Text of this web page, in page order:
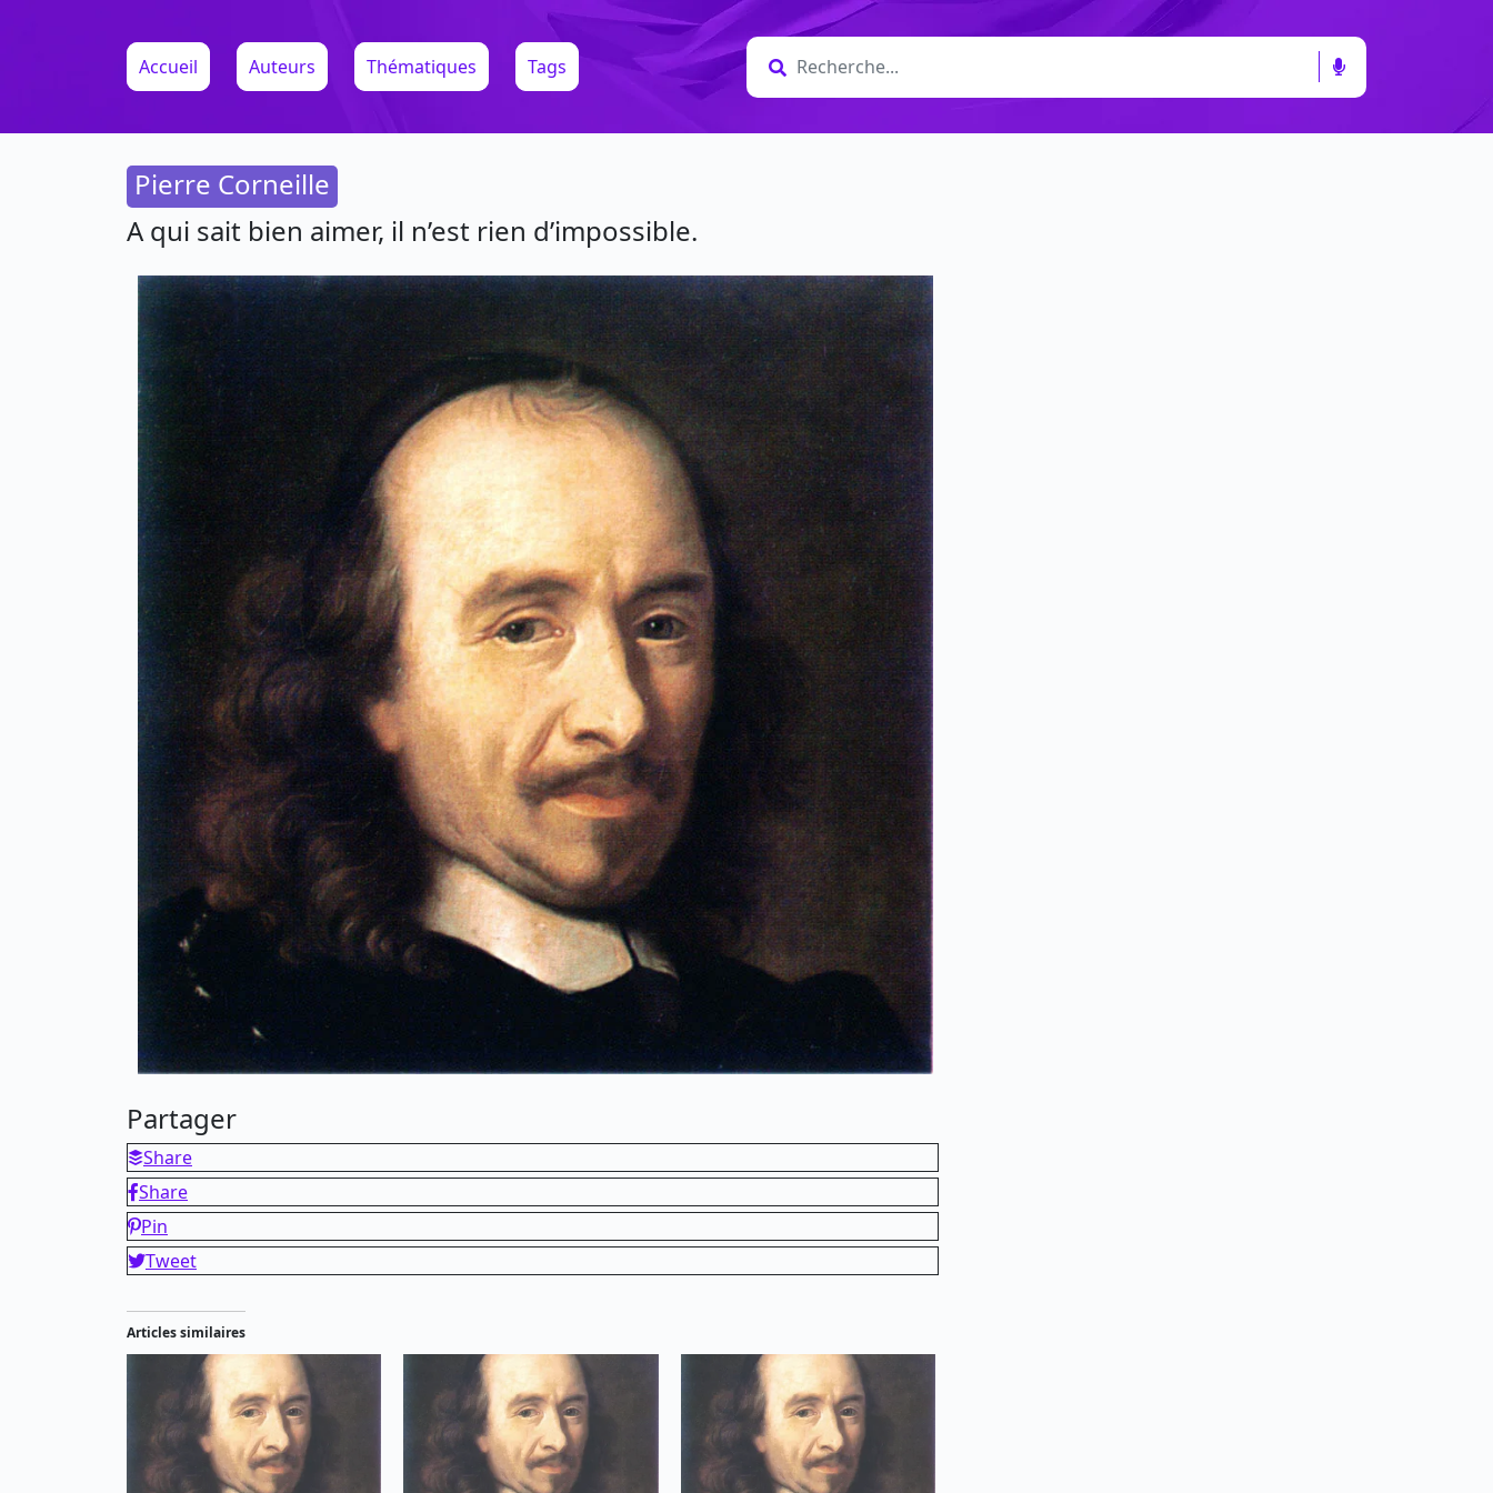
Accueil Auteurs Thématiques Tags
Pierre Corneille
A qui sait bien aimer, il n’est rien d’impossible.
Partager
Share
Share
Pin
Tweet
Articles similaires